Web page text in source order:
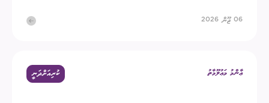
06 ޖޫން 2026
ޢާންމު މަޢުލޫމާތު ކުރިއަށްދަނީ